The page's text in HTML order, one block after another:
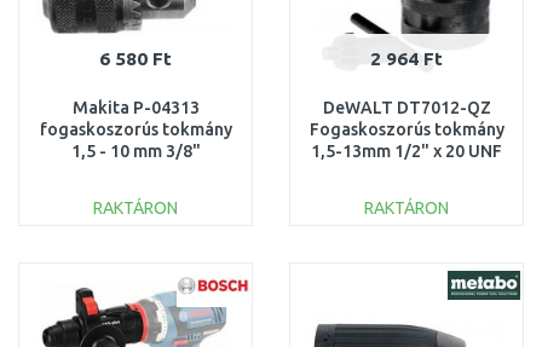
6 580 Ft
Makita P-04313
fogaskoszorús tokmány
1,5 - 10 mm 3/8"
RAKTÁRON
Összehasonlítás
2 964 Ft
DeWALT DT7012-QZ
Fogaskoszorús tokmány
1,5-13mm 1/2" x 20 UNF
RAKTÁRON
Összehasonlítás